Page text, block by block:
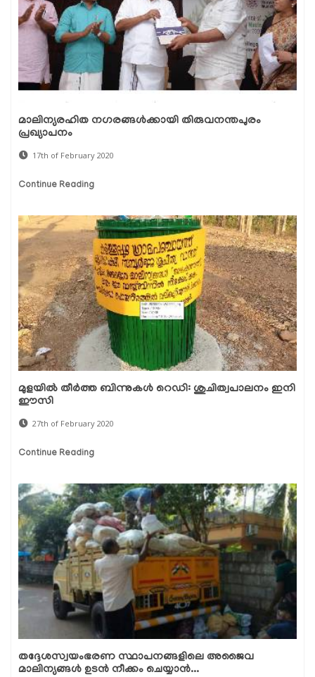
മാലിന്യരഹിത നഗരങ്ങള്‍ക്കായി തിരുവനന്തപുരം
പ്രഖ്യാപനം
17th of February 2020
Continue Reading
മുളയില്‍ തീര്‍ത്ത ബിന്നുകള്‍ റെഡി: ശുചിത്വപാലനം ഇനി
ഈസി
27th of February 2020
Continue Reading
തദ്ദേശസ്വയംഭരണ സ്ഥാപനങ്ങളിലെ അജൈവ
മാലിന്യങ്ങള്‍ ഉടന്‍ നീക്കം ചെയ്യാന്‍...